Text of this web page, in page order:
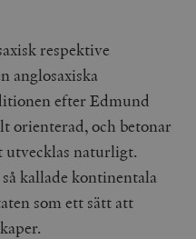
respektive
anglosaxiska
efter Edmund
orienterad, och betonar
utvecklas naturligt.
kallade kontinentala
som ett sätt att